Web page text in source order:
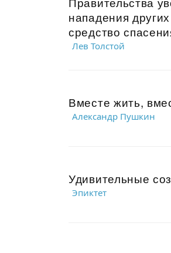
нападения
средство
Лев Толстой
Вместе жить,
Александр Пушкин
Удивительные
Эпиктет